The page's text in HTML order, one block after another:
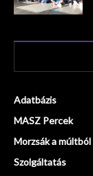
Adatbázis
MASZ Percek
Morzsák a múltból
Szolgáltatás